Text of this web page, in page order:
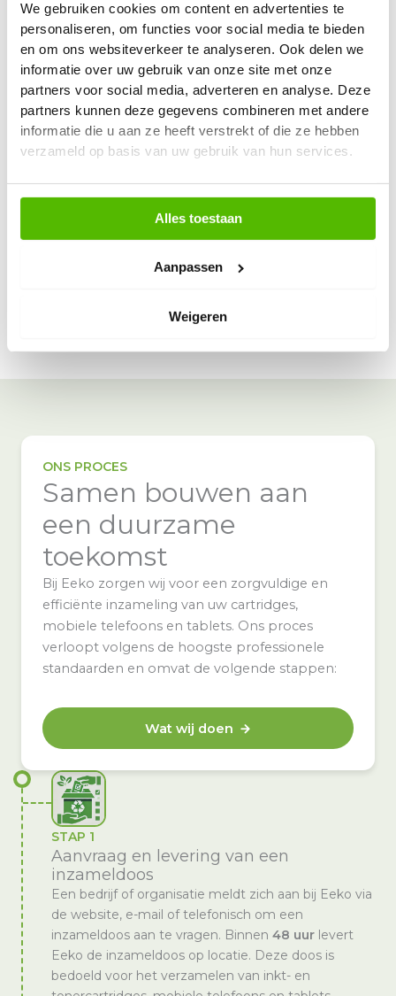
We gebruiken cookies om content en advertenties te
personaliseren, om functies voor social media te bieden
en om ons websiteverkeer te analyseren. Ook delen we
informatie over uw gebruik van onze site met onze
partners voor social media, adverteren en analyse. Deze
partners kunnen deze gegevens combineren met andere
informatie die u aan ze heeft verstrekt of die ze hebben
verzameld op basis van uw gebruik van hun services.
Alles toestaan
Aanpassen
Weigeren
Jij als particulier wil je eigen cartridge, mobiele
telefoon of tablet niet zomaar bij het afval gooien. Je
kiest voor milieuvriendelijk hergebruik. Dus even langs
het dichtstbijzijnde Eeko Inzamelpunt.
Inleveren doe je geheel kosteloos
Je cartridge of device wordt zo mogelijk
De opbrengst van je cartridges of device delen
ONS PROCES
Samen bouwen aan
een duurzame
toekomst
Bij Eeko zorgen wij voor een zorgvuldige en
efficiënte inzameling van uw cartridges,
mobiele telefoons en tablets. Ons proces
verloopt volgens de hoogste professionele
standaarden en omvat de volgende stappen:
Wat wij doen
STAP 1
Aanvraag en levering van een
inzameldoos
Een bedrijf of organisatie meldt zich aan bij Eeko via
de website, e-mail of telefonisch om een
inzameldoos aan te vragen. Binnen 48 uur levert
Eeko de inzameldoos op locatie. Deze doos is
bedoeld voor het verzamelen van inkt- en